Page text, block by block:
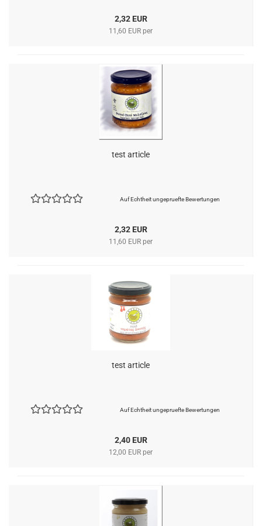
2,32 EUR
11,60 EUR per
test article
Auf Echtheit ungepruefte Bewertungen
2,32 EUR
11,60 EUR per
test article
Auf Echtheit ungepruefte Bewertungen
2,40 EUR
12,00 EUR per